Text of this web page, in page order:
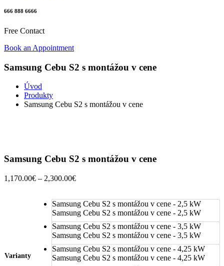
666 888 6666
Free Contact
Book an Appointment
Samsung Cebu S2 s montážou v cene
Úvod
Produkty
Samsung Cebu S2 s montážou v cene
Samsung Cebu S2 s montážou v cene
1,170.00€ – 2,300.00€Price
through
2,300.00€
Varianty
Samsung Cebu S2 s montážou v cene - 2,5 kW
Samsung Cebu S2 s montážou v cene - 2,5 kW
Samsung Cebu S2 s montážou v cene - 3,5 kW
Samsung Cebu S2 s montážou v cene - 3,5 kW
Samsung Cebu S2 s montážou v cene - 4,25 kW
Samsung Cebu S2 s montážou v cene - 4,25 kW